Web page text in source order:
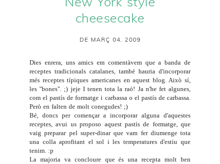
cheesecake
DE MARÇ 04, 2009
Dies enrera, uns amics em comentàvem que a banda de
receptes tradicionals catalanes, també hauria d'incorporar
més receptes típiques americanes en aquest blog. Això sí,
les "bones". ;) jeje I tenen tota la raó! Ja n'he fet algunes,
com elpastís de formatge i carbassa o el pastís de carbassa
Però en falten de molt conegudes! ;)
Bé, doncs per començar a incorporar alguna d'aquestes
receptes, avui us proposo aquest pastís de formatge, que
vaig preparar pel super-dinar que vam fer diumenge tota
una colla aprofitant el sol i les temperatures d'estiu que
tenim. :p
La majoria va concloure que és una recepta molt ben